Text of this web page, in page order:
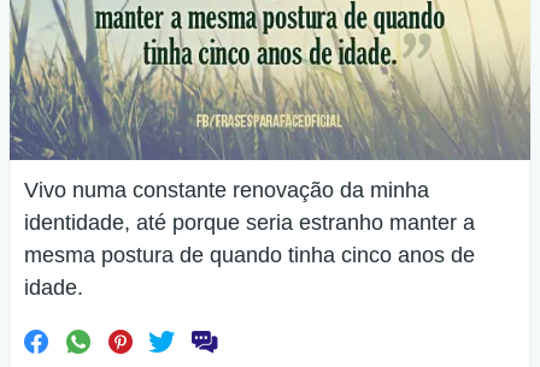
Vivo numa constante renovação da minha
identidade, até porque seria estranho manter a
mesma postura de quando tinha cinco anos de
idade.